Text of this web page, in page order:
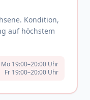
Kondition,
auf höchstem
Mo 19:00–20:00 Uhr
Fr 19:00–20:00 Uhr